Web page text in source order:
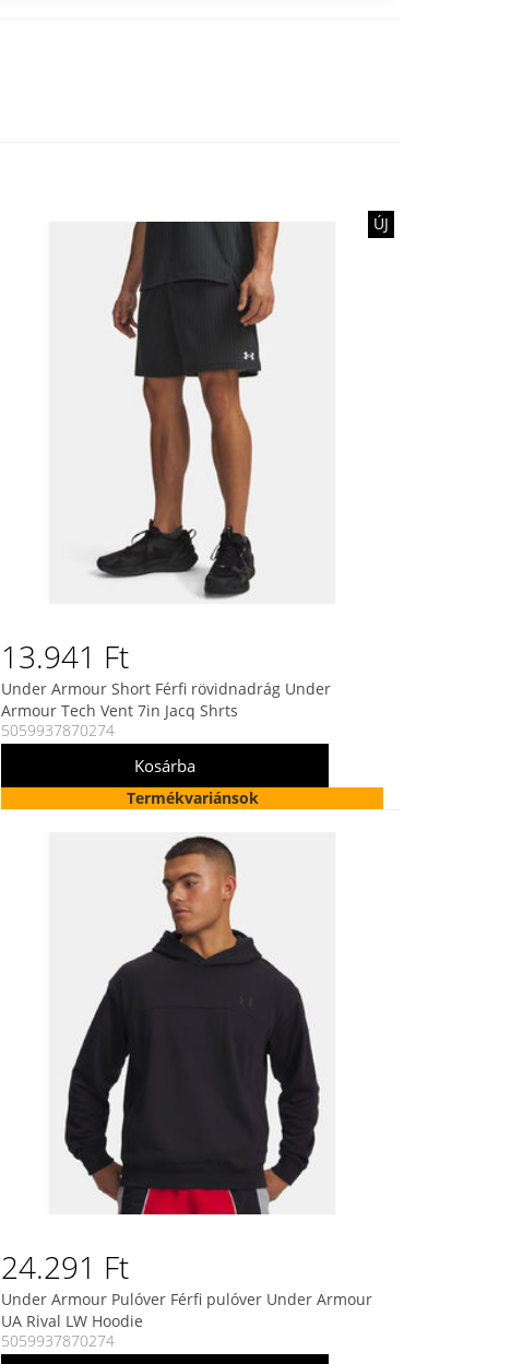
ÚJ
Termékvariánsok
13.941 Ft
Under Armour Short Férfi rövidnadrág Under
Armour Tech Vent 7in Jacq Shrts
5059937870274
24.291 Ft
Under Armour Pulóver Férfi pulóver Under Armour
UA Rival LW Hoodie
5059937870274